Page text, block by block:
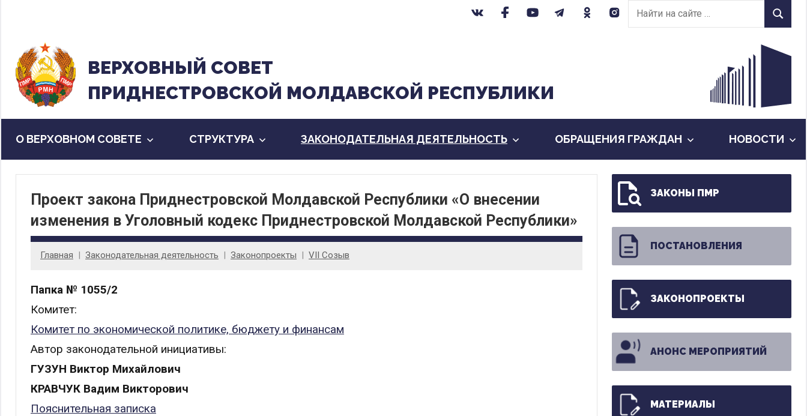
содержанию
Найти
на
Найти
ВЕРХОВНЫЙ CОВЕТ
ПРИДНЕСТРОВСКОЙ МОЛДАВСКОЙ РЕСПУБЛИКИ
О ВЕРХОВНОМ СОВЕТЕ CТРУКТУРА ЗАКОНОДАТЕЛЬНАЯ ДЕЯТЕЛЬНОСТЬ ОБРАЩЕНИЯ ГРАЖДАН НОВОСТИ
Проект закона Приднестровской Молдавской Республики «О внесении
изменения в Уголовный кодекс Приднестровской Молдавской Республики»
Главная Законодательная деятельность Законопроекты VII Созыв
Папка № 1055/2
Комитет:
Комитет по экономической политике, бюджету и финансам
Автор законодательной инициативы:
ГУЗУН Виктор Михайлович
КРАВЧУК Вадим Викторович
Пояснительная записка
ЗАКОНЫ ПМР
ПОСТАНОВЛЕНИЯ
ЗАКОНОПРОЕКТЫ
АНОНС МЕРОПРИЯТИЙ
МАТЕРИАЛЫ